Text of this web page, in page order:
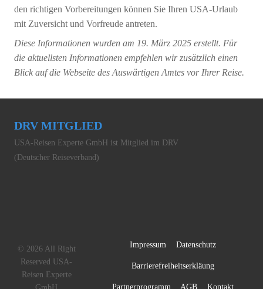
den richtigen Vorbereitungen können Sie Ihren USA-Urlaub
mit Zuversicht und Vorfreude antreten.
Diese Informationen wurden am 19. März 2025 erstellt. Für
die aktuellsten Informationen empfehlen wir zusätzlich einen
Blick auf die Webseite des Auswärtigen Amtes vor Ihrer Reise.
DRV MITGLIED
USA-Reisen Experte GmbH ist Mitglied im DRV
(Deutscher Reiseverband)
© 2026 All Right
Reserved USA-
Reisen Experte
Impressum Datenschutz
Barrierefreiheitserkläung
Partnerprogramm AGB Kontakt